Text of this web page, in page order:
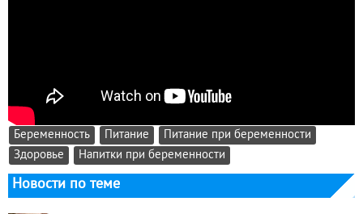
Беременность Питание
Питание при беременности
Здоровье
Напитки при беременности
Новости по теме